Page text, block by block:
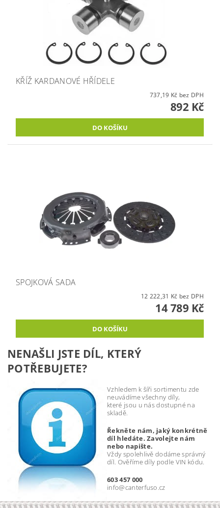
KŘÍŽ KARDANOVÉ HŘÍDELE
737,19 Kč bez DPH
892 Kč
SPOJKOVÁ SADA
12 222,31 Kč bez DPH
14 789 Kč
NENAŠLI JSTE DÍL, KTERÝ
POTŘEBUJETE?
Vzhledem k šíři sortimentu zde
neuvádíme všechny díly,
které jsou u nás dostupné na
skladě.
Řekněte nám, jaký konkrétně
díl hledáte. Zavolejte nám
nebo napište.
Vždy spolehlivě dodáme správný
díl. Ověříme díly podle VIN kódu.
603 457 000
info@canterfuso.cz